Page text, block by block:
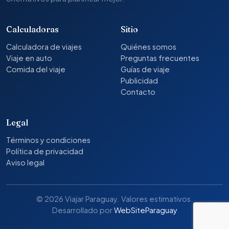
Calculadoras
Calculadora de viajes
Viaje en auto
Comida del viaje
Sitio
Quiénes somos
Preguntas frecuentes
Guías de viaje
Publicidad
Contacto
Legal
Términos y condiciones
Política de privacidad
Aviso legal
© 2026 Viajar Paraguay. Valores estimativos.
Desarrollado porWebSiteParaguay